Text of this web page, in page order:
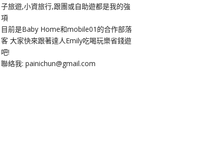
子旅遊,小資旅行,跟團或自助遊都是我的強
項
目前是Baby Home和mobile01的合作部落
客 大家快來跟著達人Emily吃喝玩樂省錢遊
吧!
聯絡我: painichun@gmail.com